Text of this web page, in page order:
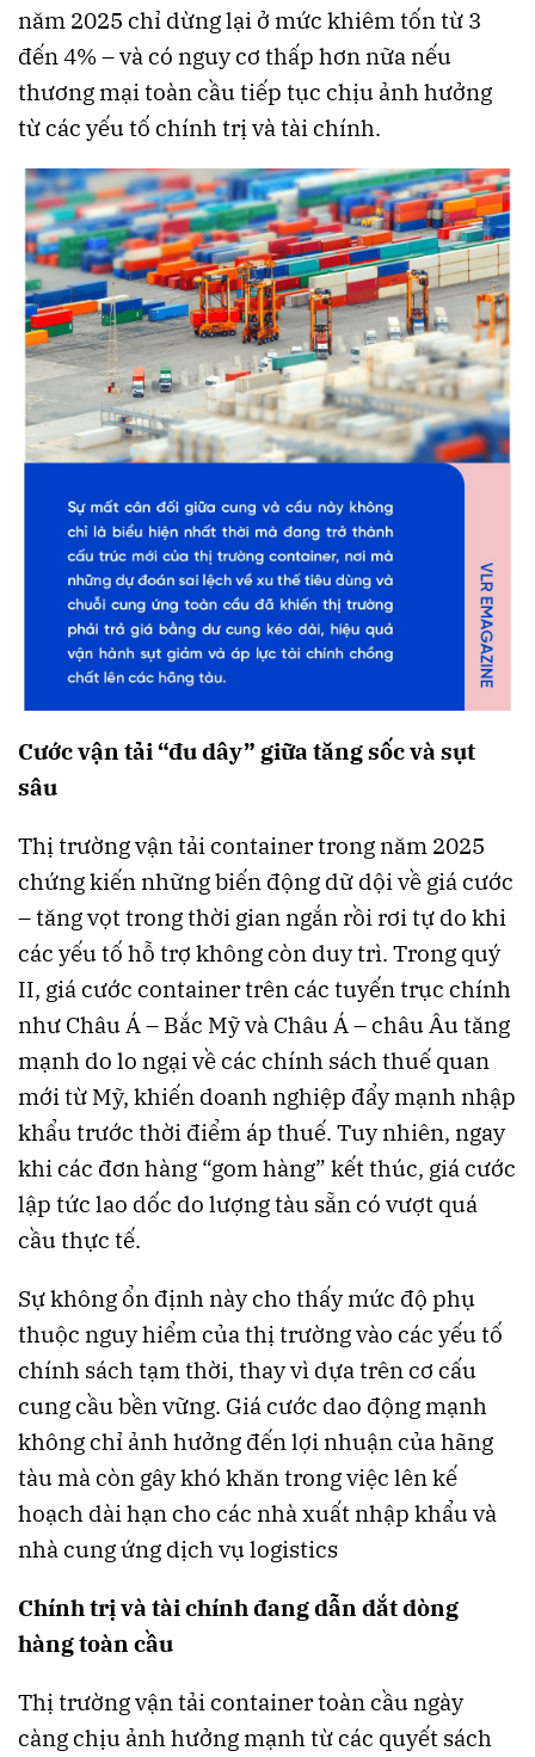
năm 2025 chỉ dừng lại ở mức khiêm tốn từ 3
đến 4% – và có nguy cơ thấp hơn nữa nếu
thương mại toàn cầu tiếp tục chịu ảnh hưởng
từ các yếu tố chính trị và tài chính.
Cước vận tải “đu dây” giữa tăng sốc và sụt
sâu
Thị trường vận tải container trong năm 2025
chứng kiến những biến động dữ dội về giá cước
– tăng vọt trong thời gian ngắn rồi rơi tự do khi
các yếu tố hỗ trợ không còn duy trì. Trong quý
II, giá cước container trên các tuyến trục chính
như Châu Á – Bắc Mỹ và Châu Á – châu Âu tăng
mạnh do lo ngại về các chính sách thuế quan
mới từ Mỹ, khiến doanh nghiệp đẩy mạnh nhập
khẩu trước thời điểm áp thuế. Tuy nhiên, ngay
khi các đơn hàng “gom hàng” kết thúc, giá cước
lập tức lao dốc do lượng tàu sẵn có vượt quá
cầu thực tế.
Sự không ổn định này cho thấy mức độ phụ
thuộc nguy hiểm của thị trường vào các yếu tố
chính sách tạm thời, thay vì dựa trên cơ cấu
cung cầu bền vững. Giá cước dao động mạnh
không chỉ ảnh hưởng đến lợi nhuận của hãng
tàu mà còn gây khó khăn trong việc lên kế
hoạch dài hạn cho các nhà xuất nhập khẩu và
nhà cung ứng dịch vụ logistics
Chính trị và tài chính đang dẫn dắt dòng
hàng toàn cầu
Thị trường vận tải container toàn cầu ngày
càng chịu ảnh hưởng mạnh từ các quyết sách